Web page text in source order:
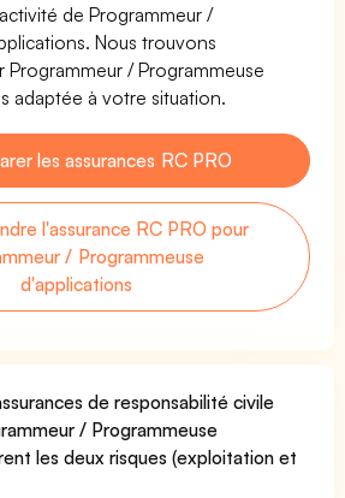
de Programmeur /
Nous trouvons
Programmeur / Programmeuse
adaptée à votre situation.
les assurances RC PRO
l'assurance RC PRO pour
/ Programmeuse
d'applications
de responsabilité civile
/ Programmeuse
les deux risques (exploitation et